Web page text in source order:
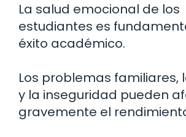
La salud emocional de los
estudiantes es
éxito académico.
Los problemas familiares,
y la inseguridad pueden
gravemente el